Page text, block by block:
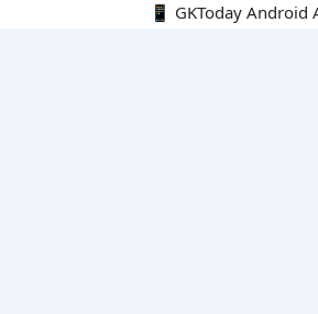
📱 GKToday Android